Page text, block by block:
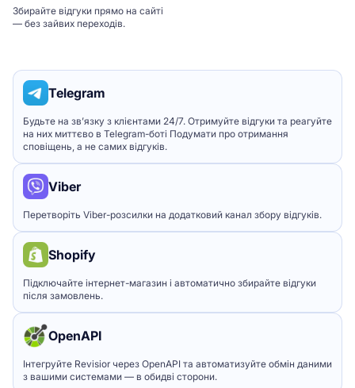
Збирайте відгуки прямо на сайті
— без зайвих переходів.
Telegram
Будьте на зв’язку з клієнтами 24/7. Отримуйте відгуки та реагуйте
на них миттєво в Telegram-боті Подумати про отримання
сповіщень, а не самих відгуків.
Viber
Перетворіть Viber-розсилки на додатковий канал збору відгуків.
Shopify
Підключайте інтернет-магазин і автоматично збирайте відгуки
після замовлень.
OpenAPI
Інтегруйте Revisior через OpenAPI та автоматизуйте обмін даними
з вашими системами — в обидві сторони.